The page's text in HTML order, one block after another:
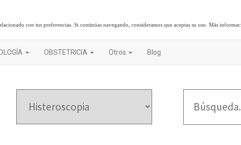
con tus preferencias. Si continúas navegando, consideramos que aceptas su uso.Más
OBSTETRICIA Otros Blog